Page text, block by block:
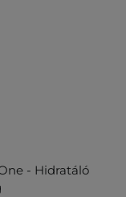
- Hidratáló